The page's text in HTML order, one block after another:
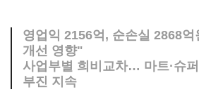
영업익 2156억, 순손실 2868
개선 영향"
사업부별 희비교차… 마트·슈
부진 지속